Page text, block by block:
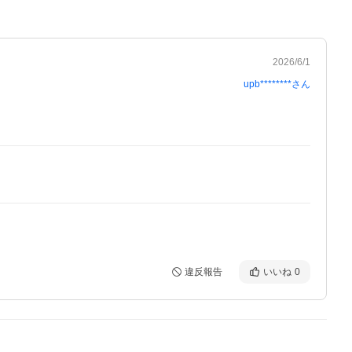
2026/6/1
upb********さん
違反報告 いいね 0